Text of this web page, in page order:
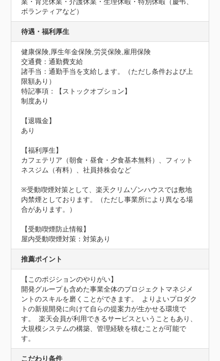
ボランティアなど）
待遇・福利厚生
健康保険,厚生年金保険,労災保険,雇用保険
交通費：通勤費支給
諸手当：通勤手当を支給します。（ただし条件および上
限額あり）
特記事項：【ストックオプション】
制度あり
【退職金】
あり
【福利厚生】
カフェテリア（朝食・昼食・夕食基本無料）、フィット
ネスジム（有料）、社員持株会など
※受動喫煙対策として、楽天クリムゾンハウスでは敷地
内禁煙としております。（ただし事業所により異なる場
合があります。）
【受動喫煙防止情報】
屋内受動喫煙対策：対策あり
推薦ポイント
【このポジションのやりがい】
開発グループも含めた事業全体のプロジェクトマネジメ
ントのスキルを磨くことができます。  よりよいプロダク
トの新規開発に向けて自らの提案力が生かせる環境で
す。  楽天会員が利用できるサービスということもあり、
大規模システムの構築、管理経験を積むことが可能で
す。
こだわり条件